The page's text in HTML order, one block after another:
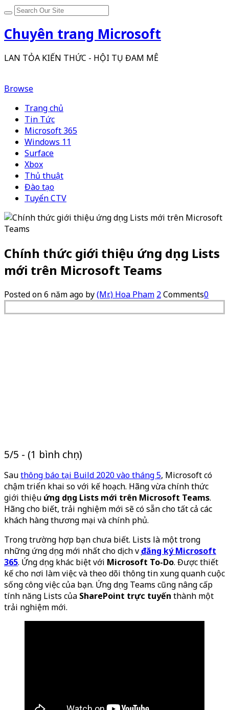
Chuyên trang Microsoft
LAN TỎA KIẾN THỨC - HỘI TỤ ĐAM MÊ
Browse
Trang chủ
Tin Tức
Microsoft 365
Windows 11
Surface
Xbox
Thủ thuật
Đào tạo
Tuyển CTV
Chính thức giới thiệu ứng dụng Lists
mới trên Microsoft Teams
Posted on6 năm ago by(Mr.) Hoa Pham 2Comments0
5/5 - (1 bình chọn)
Sauthông báo tại Build 2020 vào tháng 5, Microsoft có
chậm triển khai so với kế hoạch. Hãng vừa chính thức
giới thiệu ứng dụng Lists mới trên Microsoft Teams.
Hãng cho biết, trải nghiệm mới sẽ có sẵn cho tất cả các
khách hàng thương mại và chính phủ.
Trong trường hợp bạn chưa biết. Lists là một trong
những ứng dụng mới nhất cho dịch vụđăng ký Microsoft
365. Ứng dụng khác biệt với Microsoft To-Do. Được thiết
kế cho nơi làm việc và theo dõi thông tin xung quanh cuộc
sống công việc của bạn. Ứng dụng Teams cũng nâng cấp
tính năng Lists của SharePoint trực tuyến thành một
trải nghiệm mới.